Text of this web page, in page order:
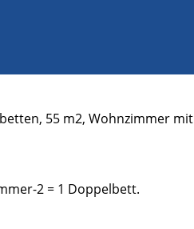
55 m2, Wohnzimmer mit
2 = 1 Doppelbett.